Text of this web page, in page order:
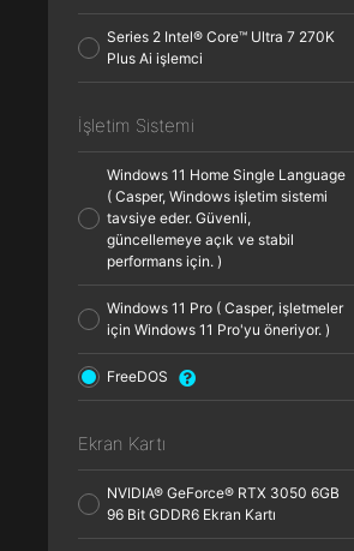
Series 2 Intel® Core™ Ultra 7 270K
Plus Ai işlemci
İşletim Sistemi
Windows 11 Home Single Language
( Casper, Windows işletim sistemi
tavsiye eder. Güvenli,
güncellemeye açık ve stabil
performans için. )
Windows 11 Pro ( Casper, işletmeler
için Windows 11 Pro'yu öneriyor. )
FreeDOS
Ekran Kartı
NVIDIA® GeForce® RTX 3050 6GB
96 Bit GDDR6 Ekran Kartı